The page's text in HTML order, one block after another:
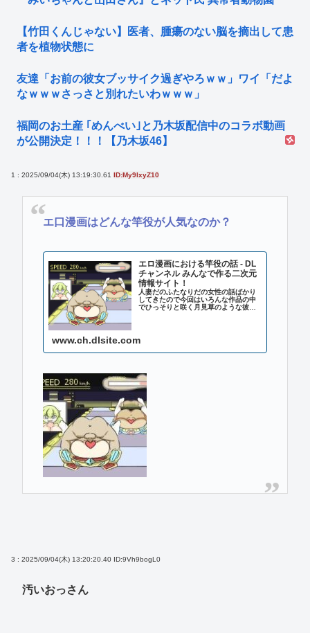
【竹田くんじゃない】医者、腫瘍のない脳を摘出して患
者を植物状態に
友達「お前の彼女ブッサイク過ぎやろｗｗ」ワイ「だよ
なｗｗｗさっさと別れたいわｗｗｗ」
福岡のお土産 ｢めんべい｣と乃木坂配信中のコラボ動画
が公開決定！！！【乃木坂46】
1 : 2025/09/04(木) 13:19:30.61 ID:My9lxyZ10
エ口漫画はどんな竿役が人気なのか？
エロ漫画における竿役の話 - DL
チャンネル みんなで作る二次元
情報サイト！
人妻だのふたなりだの女性の話ばかり
してきたので今回はいろんな作品の中
でひっそりと咲く月見草のような彼ら
www.ch.dlsite.com
3 : 2025/09/04(木) 13:20:20.40 ID:9Vh9bogL0
汚いおっさん